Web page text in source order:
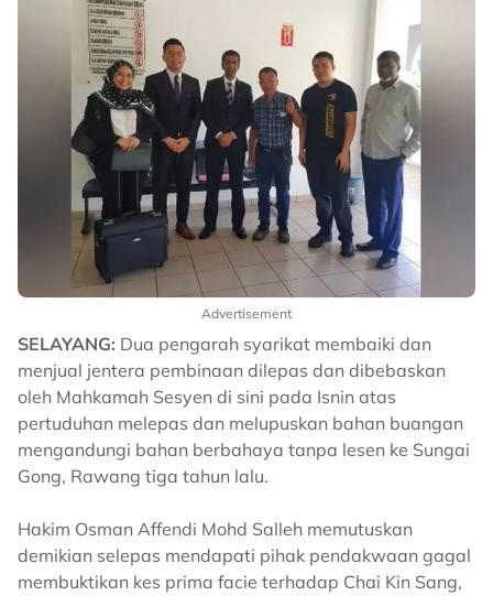
Advertisement
SELAYANG: Dua pengarah syarikat membaiki dan
menjual jentera pembinaan dilepas dan dibebaskan
oleh Mahkamah Sesyen di sini pada Isnin atas
pertuduhan melepas dan melupuskan bahan buangan
mengandungi bahan berbahaya tanpa lesen ke Sungai
Gong, Rawang tiga tahun lalu.
Hakim Osman Affendi Mohd Salleh memutuskan
demikian selepas mendapati pihak pendakwaan gagal
membuktikan kes prima facie terhadap Chai Kin Sang,